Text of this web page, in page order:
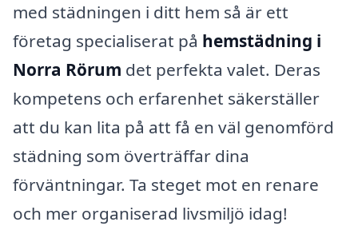
med städningen i ditt hem så är ett
företag specialiserat på hemstädning i
Norra Rörum det perfekta valet. Deras
kompetens och erfarenhet säkerställer
att du kan lita på att få en väl genomförd
städning som överträffar dina
förväntningar. Ta steget mot en renare
och mer organiserad livsmiljö idag!